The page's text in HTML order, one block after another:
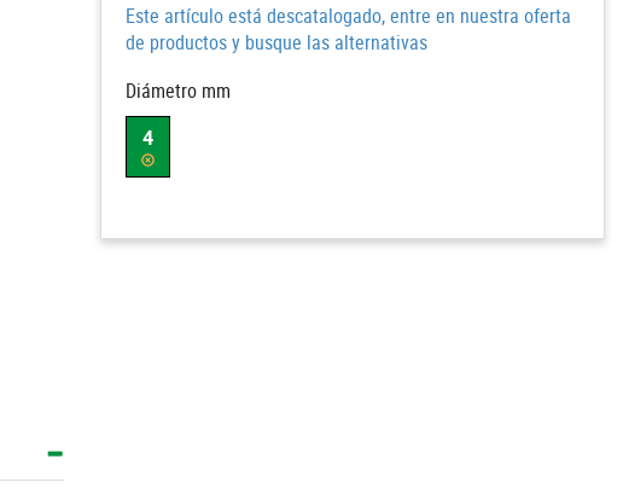
Este artículo está descatalogado, entre en nuestra oferta
de productos y busque las alternativas
Diámetro mm
4